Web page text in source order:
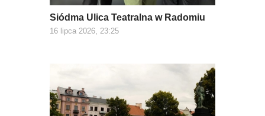
Siódma Ulica Teatralna w Radomiu
16 lipca 2026, 23:25